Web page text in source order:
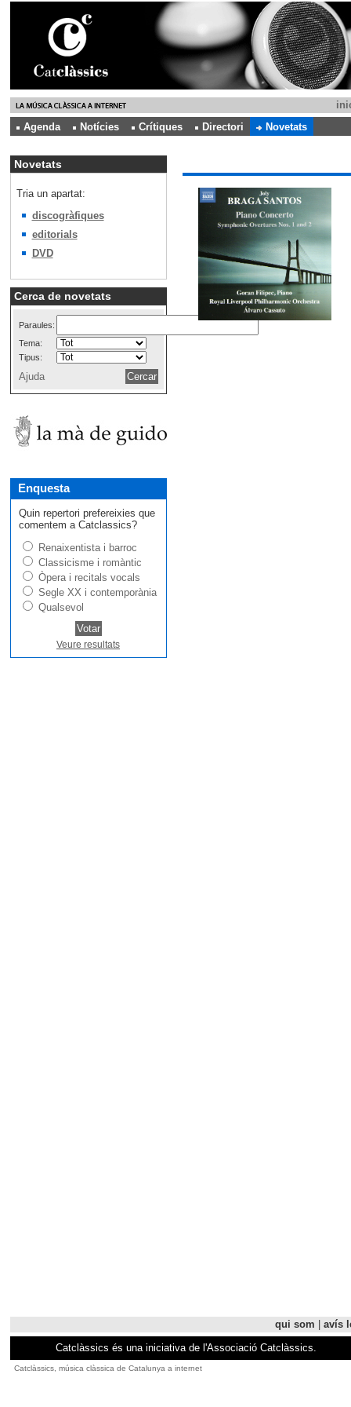
Agenda
Notícies Crítiques Directori Novetats
Novetats
Tria un apartat:
discogràfiques
editorials
DVD
Cerca de novetats
Paraules:
Tema:
Tipus:
Ajuda
Enquesta
Quin repertori prefereixies que
comentem a Catclassics?
Renaixentista i barroc
Classicisme i romàntic
Òpera i recitals vocals
Segle XX i contemporània
Qualsevol
Veure resultats
qui som
avís
Catclàssics és una iniciativa de l'Associació Catclàssics.
Catclàssics, música clàssica de Catalunya a internet